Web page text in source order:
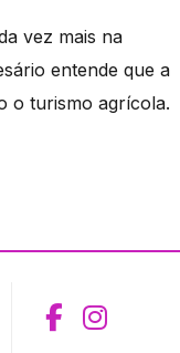
vez mais na
entende que a
o turismo agrícola.
Aceder